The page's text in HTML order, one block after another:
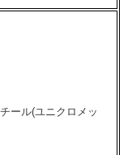
ール(ユニクロメッ